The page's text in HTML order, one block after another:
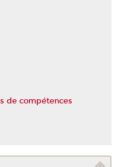
de compétences